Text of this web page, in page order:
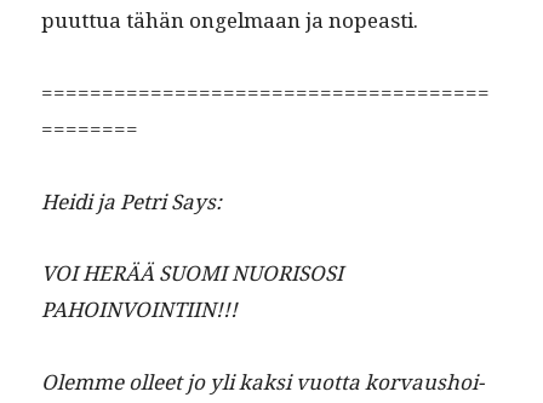
puut­tua tähän ongel­maan ja nopeasti.
=====================================
========
Hei­di ja PetriSays:
VOI HERÄÄ SUOMI NUORISOSI
PAHOINVOINTIIN!!!
Olemme olleet jo yli kak­si vuot­ta kor­vaushoi­